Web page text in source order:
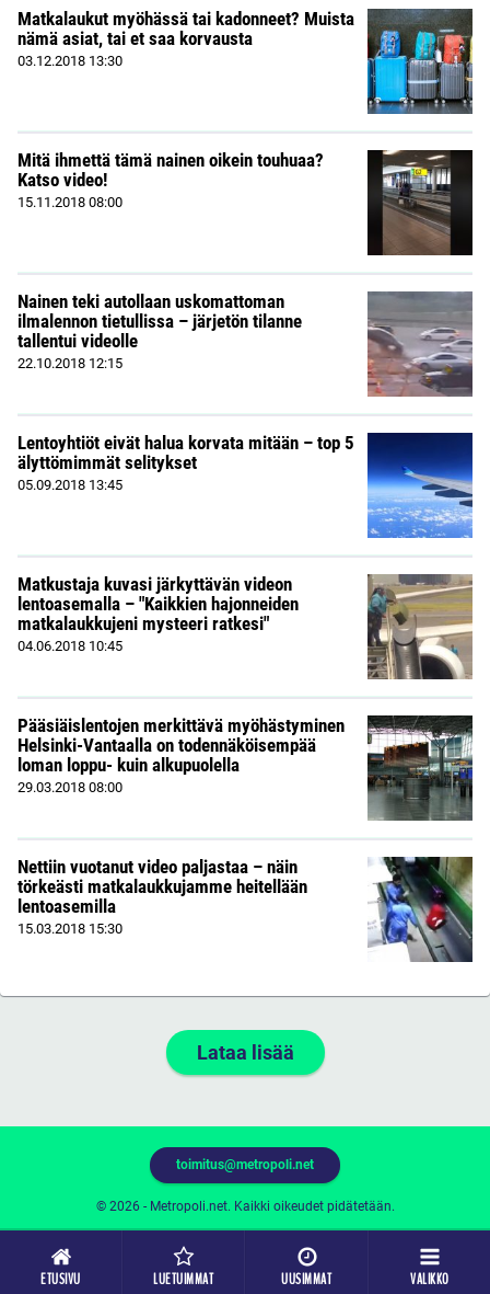
ETUSIVU LUETUIMMAT UUSIMMAT VALIKKO
Matkalaukut myöhässä tai kadonneet? Muista
nämä asiat, tai et saa korvausta
03.12.2018 13:30
Mitä ihmettä tämä nainen oikein touhuaa?
Katso video!
15.11.2018 08:00
Nainen teki autollaan uskomattoman
ilmalennon tietullissa – järjetön tilanne
tallentui videolle
22.10.2018 12:15
Lentoyhtiöt eivät halua korvata mitään – top 5
älyttömimmät selitykset
05.09.2018 13:45
Matkustaja kuvasi järkyttävän videon
lentoasemalla – "Kaikkien hajonneiden
matkalaukkujeni mysteeri ratkesi"
04.06.2018 10:45
Pääsiäislentojen merkittävä myöhästyminen
Helsinki-Vantaalla on todennäköisempää
loman loppu- kuin alkupuolella
29.03.2018 08:00
Nettiin vuotanut video paljastaa – näin
törkeästi matkalaukkujamme heitellään
lentoasemilla
15.03.2018 15:30
Lataa lisää
© 2026 - Metropoli.net. Kaikki oikeudet pidätetään.
toimitus@metropoli.net